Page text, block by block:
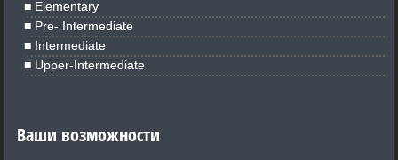
Elementary
Pre- Intermediate
Intermediate
Upper-Intermediate
Ваши возможности